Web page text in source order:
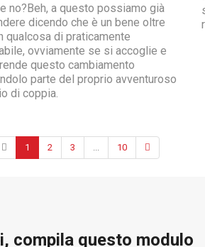
no?Beh, a questo possiamo già
dicendo che è un bene oltre
qualcosa di praticamente
ovviamente se si accoglie e
questo cambiamento
parte del proprio avventuroso
di coppia.
1 2 3 10
compila questo modulo